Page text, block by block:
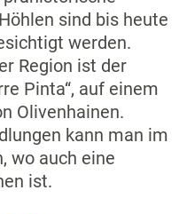
sind bis heute
werden.
Region ist der
Pinta“, auf einem
Olivenhainen.
kann man im
wo auch eine
ist.